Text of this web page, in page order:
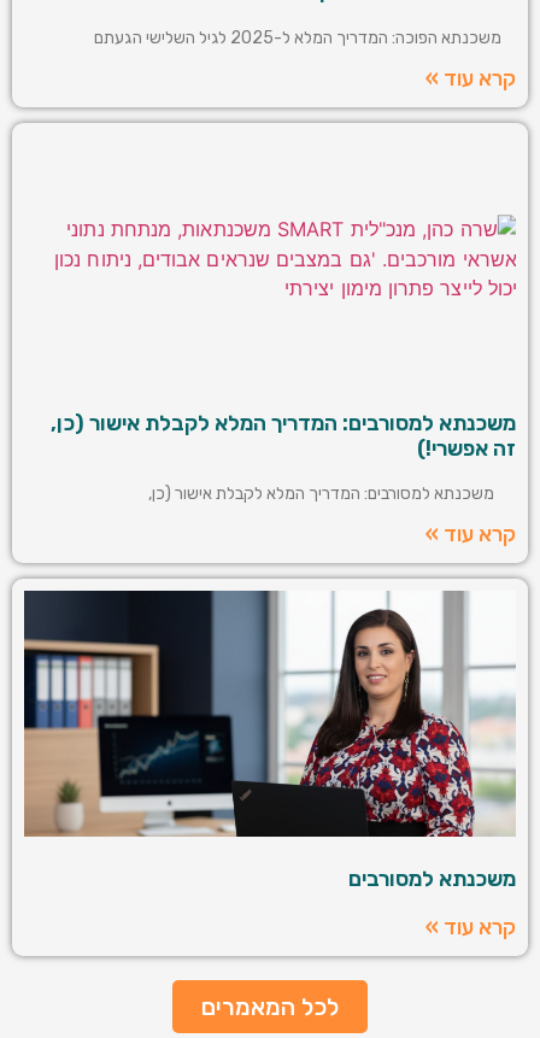
משכנתא הפוכה: המדריך המלא ל-2025 לגיל השלישי הגעתם
קרא עוד »
משכנתא למסורבים: המדריך המלא לקבלת אישור (כן,
זה אפשרי!)
משכנתא למסורבים: המדריך המלא לקבלת אישור (כן,
קרא עוד »
משכנתא למסורבים
קרא עוד »
לכל המאמרים